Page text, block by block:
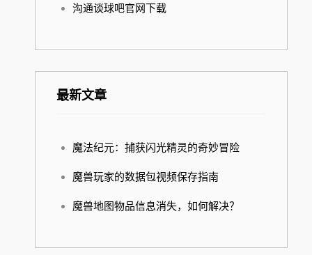
沟通谈球吧官网下载
最新文章
魔法纪元：捕获闪光精灵的奇妙冒险
魔兽玩家的数据包视频保存指南
魔兽地图物品信息消失，如何解决？